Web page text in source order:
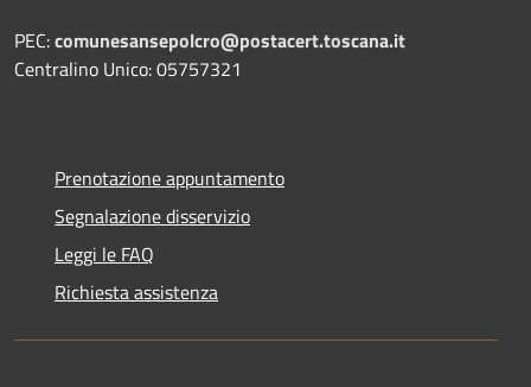
PEC:comunesansepolcro@postacert.toscana.it
Centralino Unico: 05757321
Prenotazione appuntamento
Segnalazione disservizio
Leggi le FAQ
Richiesta assistenza